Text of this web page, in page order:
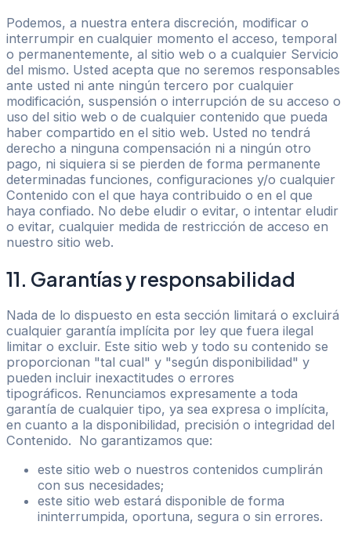
Podemos, a nuestra entera discreción, modificar o
interrumpir en cualquier momento el acceso, temporal
o permanentemente, al sitio web o a cualquier Servicio
del mismo. Usted acepta que no seremos responsables
ante usted ni ante ningún tercero por cualquier
modificación, suspensión o interrupción de su acceso o
uso del sitio web o de cualquier contenido que pueda
haber compartido en el sitio web. Usted no tendrá
derecho a ninguna compensación ni a ningún otro
pago, ni siquiera si se pierden de forma permanente
determinadas funciones, configuraciones y/o cualquier
Contenido con el que haya contribuido o en el que
haya confiado. No debe eludir o evitar, o intentar eludir
o evitar, cualquier medida de restricción de acceso en
nuestro sitio web.
11. Garantías y responsabilidad
Nada de lo dispuesto en esta sección limitará o excluirá
cualquier garantía implícita por ley que fuera ilegal
limitar o excluir. Este sitio web y todo su contenido se
proporcionan "tal cual" y "según disponibilidad" y
pueden incluir inexactitudes o errores
tipográficos. Renunciamos expresamente a toda
garantía de cualquier tipo, ya sea expresa o implícita,
en cuanto a la disponibilidad, precisión o integridad del
Contenido. No garantizamos que:
este sitio web o nuestros contenidos cumplirán
con sus necesidades;
este sitio web estará disponible de forma
ininterrumpida, oportuna, segura o sin errores.